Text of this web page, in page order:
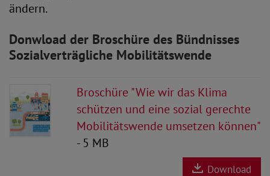
ändern.
Donwload der Broschüre des Bündnisses
Sozialverträgliche Mobilitätswende
Broschüre "Wie wir das Klima
schützen und eine sozial gerechte
Mobilitätswende umsetzen können"
- 5 MB
Download